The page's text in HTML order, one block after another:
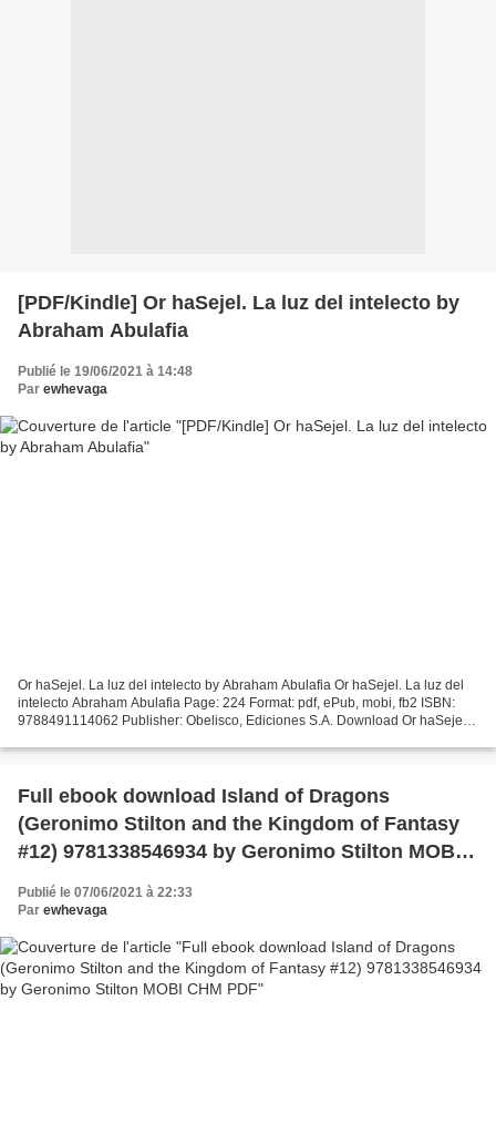
[PDF/Kindle] Or haSejel. La luz del intelecto by
Abraham Abulafia
Publié le 19/06/2021 à 14:48
Par ewhevaga
Or haSejel. La luz del intelecto by Abraham Abulafia Or haSejel. La luz del
intelecto Abraham Abulafia Page: 224 Format: pdf, ePub, mobi, fb2 ISBN:
9788491114062 Publisher: Obelisco, Ediciones S.A. Download Or haSejel.
Full ebook download Island of Dragons
(Geronimo Stilton and the Kingdom of Fantasy
#12) 9781338546934 by Geronimo Stilton MOBI
CHM PDF
Publié le 07/06/2021 à 22:33
Par ewhevaga